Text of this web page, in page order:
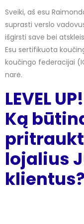
Sveiki, aš esu
suprasti verslo
išgirsti save bei
Esu sertifikuota
koučingo federacijai
narė.
LEVEL
Ką
lojalius
klientus?